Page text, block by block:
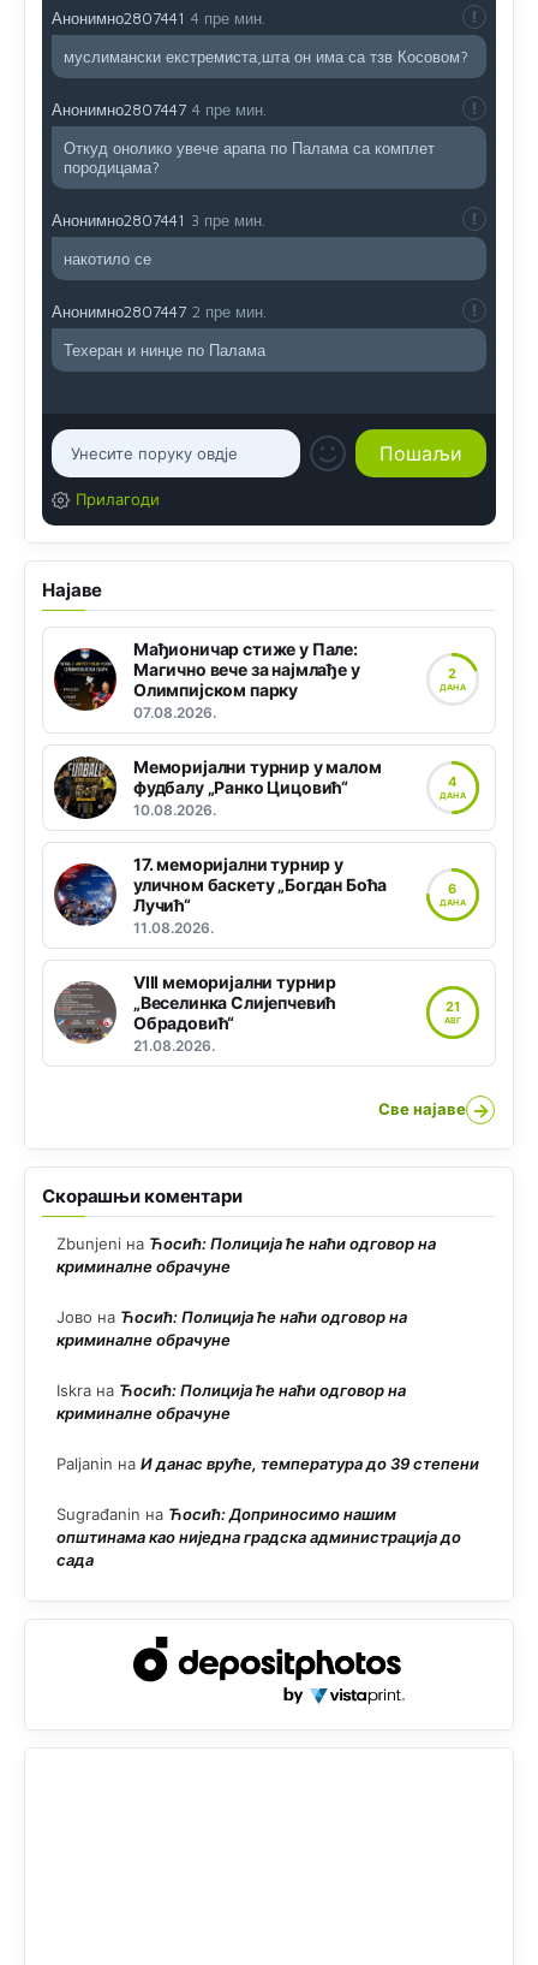
Анонимно2807441 4 пре мин.
муслимански екстремиста,шта он има са тзв Косовом?
Анонимно2807447 4 пре мин.
Откуд онолико увече арапа по Палама са комплет
породицама?
Анонимно2807441 3 пре мин.
накотило се
Анонимно2807447 2 пре мин.
Техеран и нинџе по Палама
Прилагоди
Најаве
Мађионичар стиже у Пале:
Магично вече за најмлађе у
Олимпијском парку
07.08.2026.
2
ДАНА
Меморијални турнир у малом
фудбалу „Ранко Цицовић“
10.08.2026.
4
ДАНА
17. меморијални турнир у
уличном баскету „Богдан Боћа
Лучић“
11.08.2026.
6
ДАНА
VIII меморијални турнир
„Веселинка Слијепчевић
Обрадовић“
21.08.2026.
21
АВГ
Све најаве →
Скорашњи коментари
Zbunjeni на Ћосић: Полиција ће наћи одговор на
криминалне обрачуне
Јово на Ћосић: Полиција ће наћи одговор на
криминалне обрачуне
Iskra на Ћосић: Полиција ће наћи одговор на
криминалне обрачуне
Paljanin на И данас вруће, температура до 39 степени
Sugrađanin на Ћосић: Доприносимо нашим
општинама као ниједна градска администрација до
сада